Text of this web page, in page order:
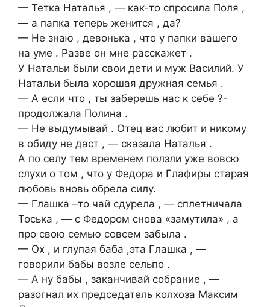
— Тетка Наталья , — как-то спросила Поля ,
— а папка теперь женится , да?
— Не знаю , девонька , что у папки вашего
на уме . Разве он мне расскажет .
У Натальи были свои дети и муж Василий. У
Натальи была хорошая дружная семья .
— А если что , ты заберешь нас к себе ?-
продолжала Полина .
— Не выдумывай . Отец вас любит и никому
в обиду не даст , — сказала Наталья .
А по селу тем временем ползли уже вовсю
слухи о том , что у Федора и Глафиры старая
любовь вновь обрела силу.
— Глашка –то чай сдурела , — сплетничала
Тоська , — с Федором снова «замутила» , а
про свою семью совсем забыла .
— Ох , и глупая баба ,эта Глашка , —
говорили бабы возле сельпо .
— А ну бабы , заканчивай собрание , —
разогнал их председатель колхоза Максим